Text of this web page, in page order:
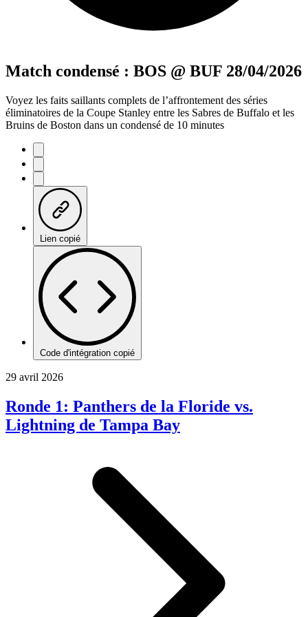
Match condensé : BOS @ BUF 28/04/2026
Voyez les faits saillants complets de l’affrontement des séries
éliminatoires de la Coupe Stanley entre les Sabres de Buffalo et les
Bruins de Boston dans un condensé de 10 minutes
Lien copié
Code d'intégration copié
29 avril 2026
Ronde 1: Panthers de la Floride vs.
Lightning de Tampa Bay